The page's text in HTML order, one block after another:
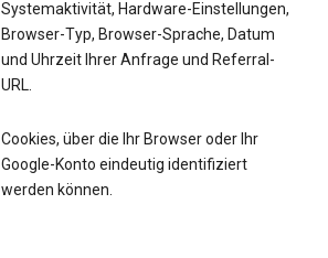
Systemaktivität, Hardware-Einstellungen,
Browser-Typ, Browser-Sprache, Datum
und Uhrzeit Ihrer Anfrage und Referral-
URL.
Cookies, über die Ihr Browser oder Ihr
Google-Konto eindeutig identifiziert
werden können.